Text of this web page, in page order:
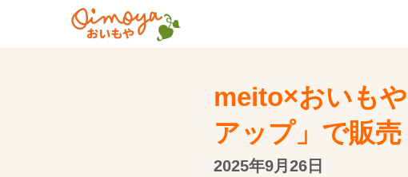
meito×おいも
アップ」で販売
2025年9月26日